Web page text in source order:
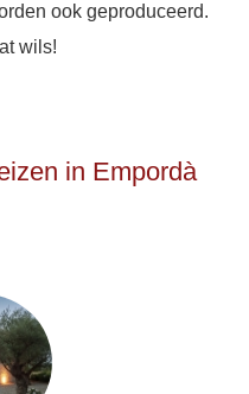
ook geproduceerd.
wils!
in Empordà